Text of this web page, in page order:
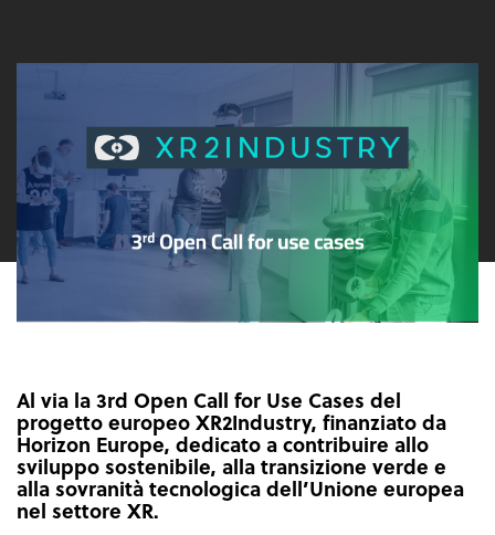
Al via la 3rd Open Call for Use Cases del
progetto europeo XR2Industry, finanziato da
Horizon Europe, dedicato a contribuire allo
sviluppo sostenibile, alla transizione verde e
alla sovranità tecnologica dell’Unione europea
nel settore XR.